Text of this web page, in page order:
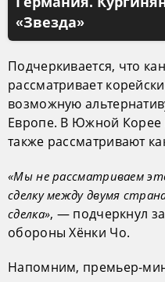
«Звезда»
Подчеркивается, что
рассматривает
возможную
Европе. В Южной Корее
также рассматривают
«Мы не рассматриваем
сделку между двумя
сделка», — подчеркнул
обороны Хёнки Чо.
Напомним, премьер-